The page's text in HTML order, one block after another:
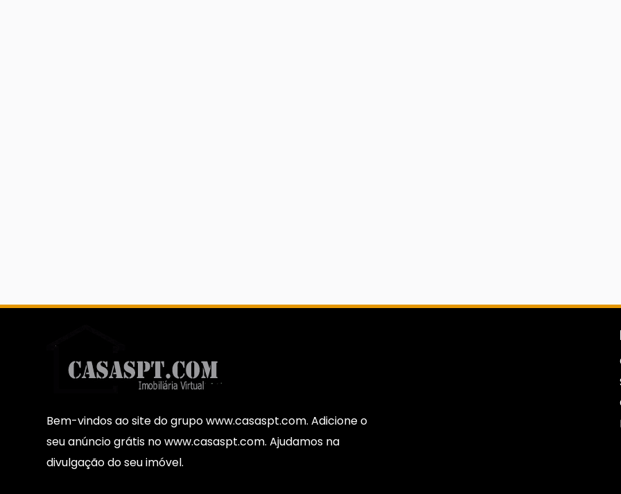
Bem-vindos ao site do grupo www.casaspt.com. Adicione o
seu anúncio grátis no www.casaspt.com. Ajudamos na
divulgação do seu imóvel.